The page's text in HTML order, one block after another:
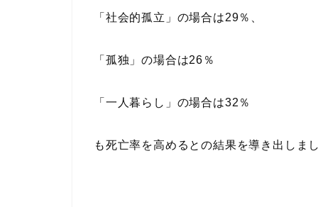
「社会的孤立」の場合は29％、
「孤独」の場合は26％
「一人暮らし」の場合は32％
も死亡率を高めるとの結果を導き出しまし